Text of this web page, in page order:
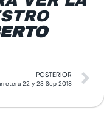
POSTERIOR
22 y 23 Sep 2018